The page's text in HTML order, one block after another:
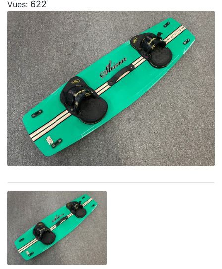
Vues: 622